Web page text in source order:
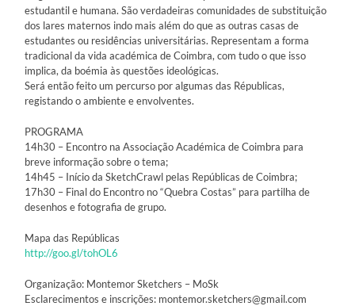
estudantil e humana. São verdadeiras comunidades de substituição
dos lares maternos indo mais além do que as outras casas de
estudantes ou residências universitárias. Representam a forma
tradicional da vida académica de Coimbra, com tudo o que isso
implica, da boémia às questões ideológicas.
Será então feito um percurso por algumas das Républicas,
registando o ambiente e envolventes.
PROGRAMA
14h30 – Encontro na Associação Académica de Coimbra para
breve informação sobre o tema;
14h45 – Início da SketchCrawl pelas Repúblicas de Coimbra;
17h30 – Final do Encontro no “Quebra Costas” para partilha de
desenhos e fotografia de grupo.
Mapa das Repúblicas
http://goo.gl/tohOL6
Organização: Montemor Sketchers – MoSk
Esclarecimentos e inscrições: montemor.sketchers@gmail.com